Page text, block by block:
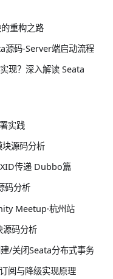
重构之路
源码-Server端启动流程
现？深入解读 Seata
实践
源码分析
传递 Dubbo篇
码分析
Meetup·杭州站
码分析
/关闭Seata分布式事务
阅与降级实现原理